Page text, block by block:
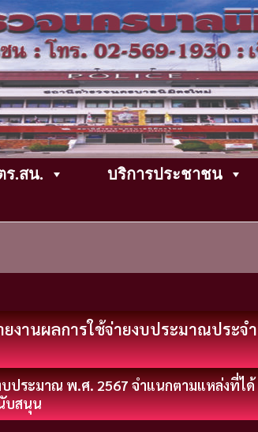
ร.สน. บริการประชาชน
งานผลการใช้จ่ายงบประมาณประจำ
ประมาณ พ.ศ. 2567 จำแนกตามแหล่งที่ได้
บสนุน